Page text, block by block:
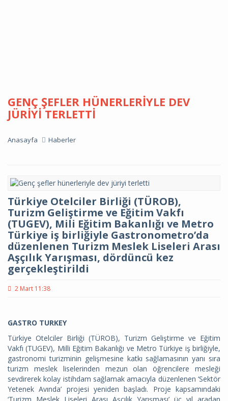
GENÇ ŞEFLER HÜNERLERIYLE DEV
JÜRIYI TERLETTI
Anasayfa Haberler
Türkiye Otelciler Birliği (TÜROB),
Turizm Geliştirme ve Eğitim Vakfı
(TUGEV), Mili Eğitim Bakanlığı ve Metro
Türkiye iş birliğiyle Gastronometro’da
düzenlenen Turizm Meslek Liseleri Arası
Aşçılık Yarışması, dördüncü kez
gerçekleştirildi
2 Mart 11:38
GASTRO TURKEY
Türkiye Otelciler Birliği (TÜROB), Turizm Geliştirme ve Eğitim
Vakfı (TUGEV), Milli Eğitim Bakanlığı ve Metro Türkiye iş birliğiyle,
gastronomi turizminin gelişmesine katkı sağlamasının yanı sıra
turizm meslek liselerinden mezun olan öğrencilere mesleği
sevdirerek kolay istihdam sağlamak amacıyla düzenlenen ‘Sektör
Yetenek Avında’ projesi yeniden başladı. Proje kapsamındaki